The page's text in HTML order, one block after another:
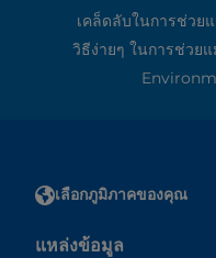
เคล็ดลับในการช่วย
วิธีง่ายๆ ในการช่วย
เลือกภูมิภาคของคุณ
แหล่งข้อมูล